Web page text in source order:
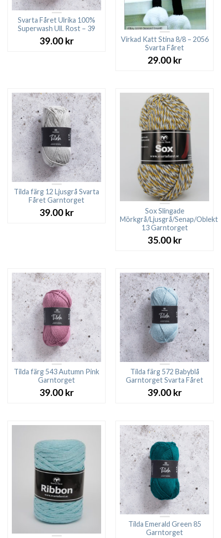
Svarta Fåret Ulrika 100%
Superwash Ull. Rost – 39
39.00 kr
Virkad Katt Stina 8/8 – 2056
Svarta Fåret
29.00 kr
Tilda färg 12 Ljusgrå Svarta
Fåret Garntorget
39.00 kr
Sox Slingade
Mörkgrå/Ljusgrå/Senap/Oblekt
13 Garntorget
35.00 kr
Tilda färg 543 Autumn Pink
Garntorget
39.00 kr
Tilda färg 572 Babyblå
Garntorget Svarta Fåret
39.00 kr
Tilda Emerald Green 85
Garntorget